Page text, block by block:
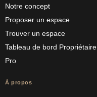
Notre concept
Proposer un espace
Trouver un espace
Tableau de bord Propriétaire
Pro
À propos